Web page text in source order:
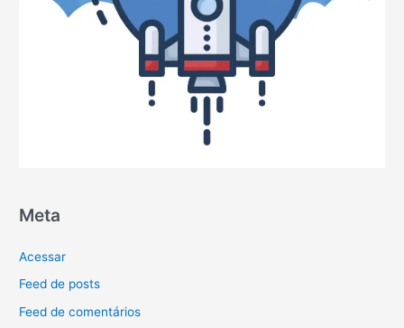
Meta
Acessar
Feed de posts
Feed de comentários